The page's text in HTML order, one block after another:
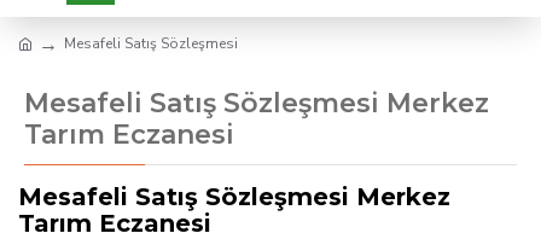
Mesafeli Satış Sözleşmesi
Mesafeli Satış Sözleşmesi Merkez
Tarım Eczanesi
Mesafeli Satış Sözleşmesi Merkez
Tarım Eczanesi